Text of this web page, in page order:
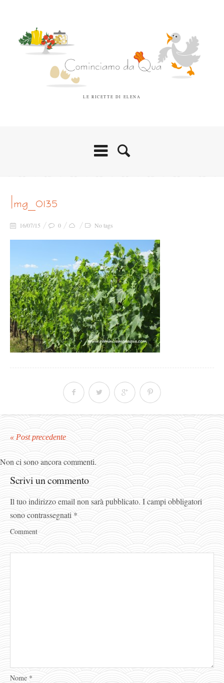
LE RICETTE DI ELENA
img_0135
16/07/15 0 No tags
« Post precedente
Non ci sono ancora commenti.
Scrivi un commento
Il tuo indirizzo email non sarà pubblicato. I campi obbligatori
sono contrassegnati *
Comment
Nome *